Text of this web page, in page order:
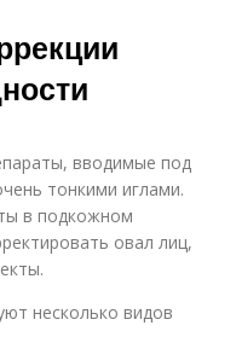
вводимые под
тонкими иглами.
в подкожном
овал лиц,
несколько видов